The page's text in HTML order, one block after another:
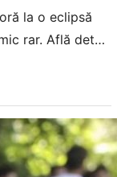
la o eclipsă
rar. Află detalii